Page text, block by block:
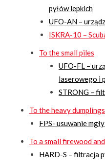
pyłów lepkich
UFO-AN –
ISKRA-10 –
To the small piles
UFO-FL –
laserowego i
STRONG –
To the heavy dumplings
FPS- usuwanie
To a small firewood
HARD-S – filtracja